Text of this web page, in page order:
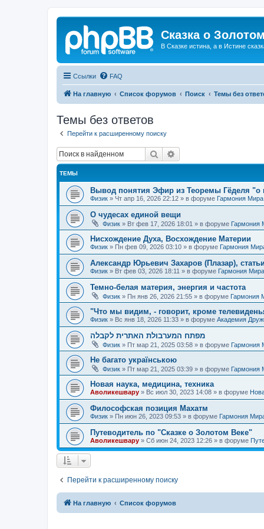
Сказка о
В Сказке истина, а в Истине
Ссылки FAQ
На главную Список форумов Поиск Темы без
Темы без ответов
Перейти к расширенному поиску
Поиск
ТЕМЫ
Вывод понятия Эфир из Теоремы Гёделя "о
Физик » Чт апр 16, 2026 22:12 » в форуме Гармония Мира
О чудесах единой вещи
Физик » Вт фев 17, 2026 18:01 » в форуме Гармония
Нисхождение Духа, Восхождение Материи
Физик » Пн фев 09, 2026 03:10 » в форуме Гармония
Александр Юрьевич Захаров (Плазар), статьи
Физик » Вт фев 03, 2026 18:11 » в форуме Гармония Мира
Темно-белая материя, энергия и частота
Физик » Пн янв 26, 2026 21:55 » в форуме Гармония
"Что мы видим, - говорит, кроме
Физик » Вс янв 18, 2026 11:33 » в форуме Академия
מפתח המערבולת האתרית לקבלה
Физик » Пт мар 21, 2025 03:58 » в форуме Гармония
Не багато українською
Физик » Пт мар 21, 2025 03:39 » в форуме Гармония
Новая наука, медицина, техника
Аволикешвару » Вс июл 30, 2023 14:08 » в форуме
Философская позиция Махатм
Физик » Пн июн 26, 2023 09:53 » в форуме Гармония
Путеводитель по "Сказке о Золотом Веке"
Аволикешвару » Сб июн 24, 2023 12:26 » в форуме
Перейти к расширенному поиску
На главную Список форумов